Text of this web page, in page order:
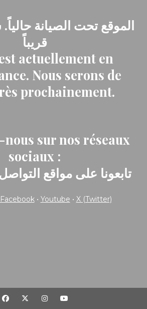
الموقع تحت الصيانة
قريباً
actuellement en
Nous serons de
prochainement.
sur nos réseaux
sociaux :
: تابعونا على مواقع
Facebook• Youtube • X (Twitter)